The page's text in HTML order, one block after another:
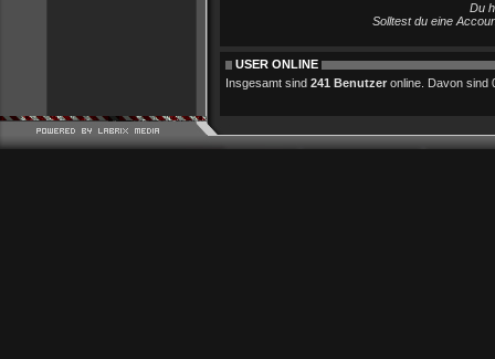
Du
Solltest du eine
USER ONLINE
Insgesamt sind 241 Benutzer online. Davon sind